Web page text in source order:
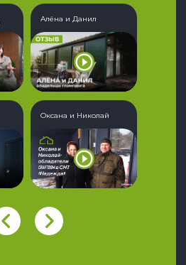
Алёна и Данил
Оксана и Николай